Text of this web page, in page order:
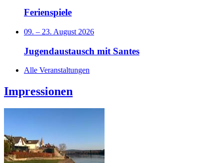
Ferienspiele
09. – 23. August 2026
Jugendaustausch mit Santes
Alle Veranstaltungen
Impressionen